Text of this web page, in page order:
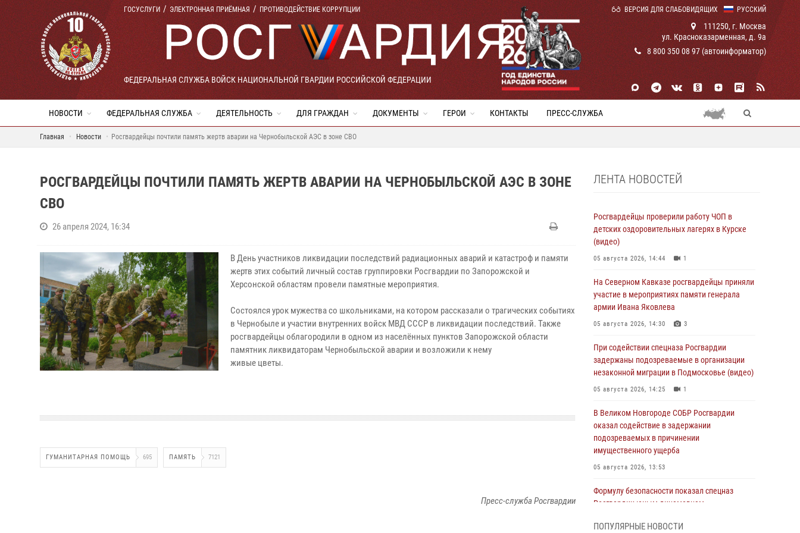
РУССКИЙ
ГОСУСЛУГИ ЭЛЕКТРОННАЯ ПРИЁМНАЯ ПРОТИВОДЕЙСТВИЕ КОРРУПЦИИ ВЕРСИЯ ДЛЯ СЛАБОВИДЯЩИХ
ФЕДЕРАЛЬНАЯ СЛУЖБА ВОЙСК НАЦИОНАЛЬНОЙ ГВАРДИИ РОССИЙСКОЙ ФЕДЕРАЦИИ
111250, г. Москва
ул. Красноказарменная, д. 9а
8 800 350 08 97 (автоинформатор)
НОВОСТИ ФЕДЕРАЛЬНАЯ СЛУЖБА ДЕЯТЕЛЬНОСТЬ ДЛЯ ГРАЖДАН ДОКУМЕНТЫ ГЕРОИ КОНТАКТЫ ПРЕСС-СЛУЖБА
Главная Новости Росгвардейцы почтили память жертв аварии на Чернобыльской АЭС в зоне СВО
РОСГВАРДЕЙЦЫ ПОЧТИЛИ ПАМЯТЬ ЖЕРТВ АВАРИИ НА ЧЕРНОБЫЛЬСКОЙ АЭС В ЗОНЕ
СВО
26 апреля 2024, 16:34
В День участников ликвидации последствий радиационных аварий и катастроф и памяти
жертв этих событий личный состав группировки Росгвардии по Запорожской и
Херсонской областям провели памятные мероприятия.
Состоялся урок мужества со школьниками, на котором рассказали о трагических событиях
в Чернобыле и участии внутренних войск МВД СССР в ликвидации последствий. Также
росгвардейцы облагородили в одном из населённых пунктов Запорожской области
памятник ликвидаторам Чернобыльской аварии и возложили к нему
живые цветы.
ГУМАНИТАРНАЯ ПОМОЩЬ 695 ПАМЯТЬ 7121
Пресс-служба Росгвардии
ЛЕНТА НОВОСТЕЙ
Росгвардейцы проверили работу ЧОП в
детских оздоровительных лагерях в Курске
(видео)
05 августа 2026, 14:44 1
На Северном Кавказе росгвардейцы приняли
участие в мероприятиях памяти генерала
армии Ивана Яковлева
05 августа 2026, 14:30 3
При содействии спецназа Росгвардии
задержаны подозреваемые в организации
незаконной миграции в Подмосковье (видео)
05 августа 2026, 14:25 1
В Великом Новгороде СОБР Росгвардии
оказал содействие в задержании
подозреваемых в причинении
имущественного ущерба
05 августа 2026, 13:53
Формулу безопасности показал спецназ
Росгвардии юным динамовцам
ПОПУЛЯРНЫЕ НОВОСТИ